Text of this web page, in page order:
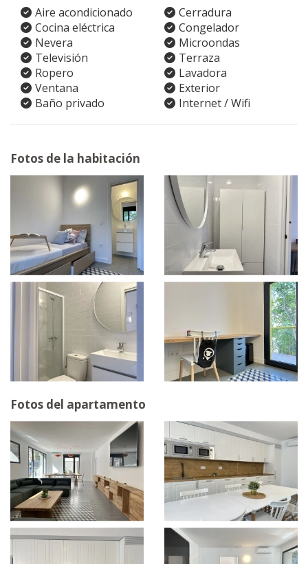
Aire acondicionado
Cerradura
Cocina eléctrica
Congelador
Nevera
Microondas
Televisión
Terraza
Ropero
Lavadora
Ventana
Exterior
Baño privado
Internet / Wifi
Fotos de la habitación
Fotos del apartamento